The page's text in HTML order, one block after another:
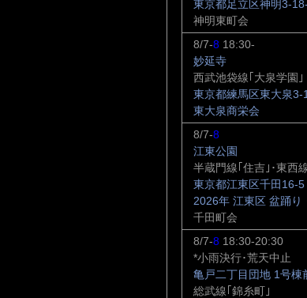
東京都足立区神明3-
神明東町会
8/7-8 18:30-
妙延寺
西武池袋線｢大泉学園｣
東京都練馬区東大泉3-
東大泉商栄会
8/7-8
江東公園
半蔵門線｢住吉｣･東西
東京都江東区千田16-5
2026年 江東区 盆踊り
千田町会
8/7-8 18:30-20:30
*小雨決行･荒天中止
亀戸二丁目団地 1号棟
総武線｢錦糸町｣